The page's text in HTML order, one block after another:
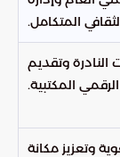
المتكامل.
وتقديم
المكتبية.
وتعزيز مكانة